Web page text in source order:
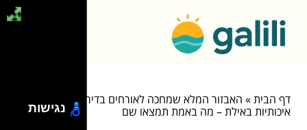
דף הבית» האבזור המלא שמחכה לאורחים בדירות נופש
איכותיות באילת – מה באמת תמצאו שם
נגישות